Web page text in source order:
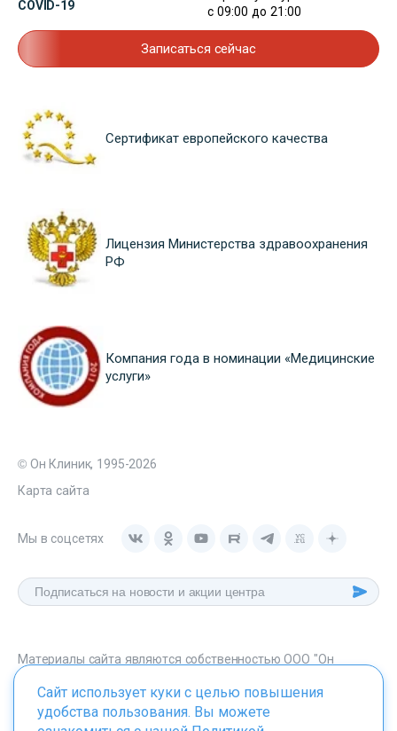
COVID-19
с 09:00 до 21:00
Записаться сейчас
Сертификат европейского качества
Лицензия Министерства здравоохранения
РФ
Компания года в номинации «Медицинские
услуги»
© Он Клиник, 1995-2026
Карта сайта
Мы в соцсетях
Материалы сайта являются собственностью ООО "Он
onclinic.ru запрещено в соответствии со статьей 1259 ГК. РФ.
Сайт использует куки с целью повышения
удобства пользования. Вы можете